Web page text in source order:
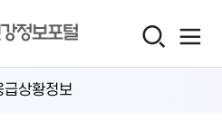
급상황정보